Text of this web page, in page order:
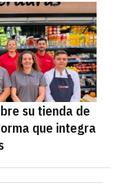
su tienda de
que integra